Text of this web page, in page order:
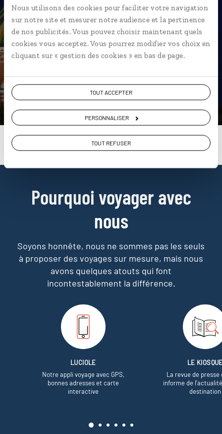
Nous utilisons des cookies pour faciliter votre navigation
sur notre site et mesurer notre audience et la pertinence
de nos publicités. Vous pouvez choisir maintenant quels
cookies vous acceptez. Vous pourrez modifier vos choix en
cliquant sur « gestion des cookies » en bas de page.
TOUT ACCEPTER
PERSONNALISER
TOUT REFUSER
Nos 7 idées de voyage
Russie
DÉCOUVRIR
Pourquoi voyager avec
nous
Soyons honnête, nous ne sommes pas les seuls
à proposer des voyages sur mesure, mais nous
avons quelques atouts qui font
incontestablement la différence.
LUCIOLE
Notre appli voyage avec GPS,
bonnes adresses et carte
interactive
LE
La revue de presse
informe de
destination